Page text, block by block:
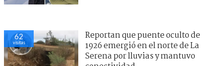
62
visitas
Reportan que puente oculto de
1926 emergió en el norte de La
Serena por lluvias y mantuvo